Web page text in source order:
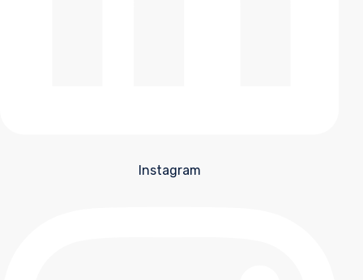
Instagram